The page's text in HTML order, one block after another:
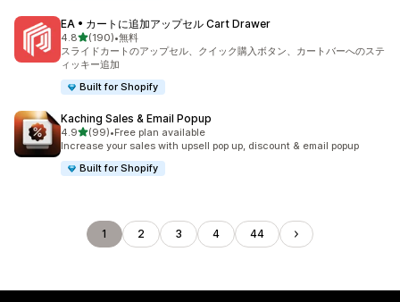
EA • カートに追加アップセル Cart Drawer
4.85つ星中
(190)
合計レビュー数：190件
•無料
スライドカートのアップセル、クイック購入ボタン、カートバーへのステ
ィッキー追加
Built for Shopify
Kaching Sales & Email Popup
4.95つ星中
(99)
合計レビュー数：99件
•Free plan available
Increase your sales with upsell pop up, discount & email popup
Built for Shopify
1 2 3 4 44